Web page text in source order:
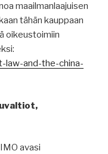
maailmanlaajuisen
tähän kauppaan
oikeustoimiin
law-and-the-china-
avasi